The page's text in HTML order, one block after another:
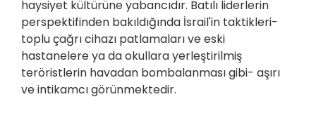
haysiyet kültürüne yabancıdır. Batılı liderlerin
perspektifinden bakıldığında İsrail'in taktikleri-
toplu çağrı cihazı patlamaları ve eski
hastanelere ya da okullara yerleştirilmiş
teröristlerin havadan bombalanması gibi- aşırı
ve intikamcı görünmektedir.